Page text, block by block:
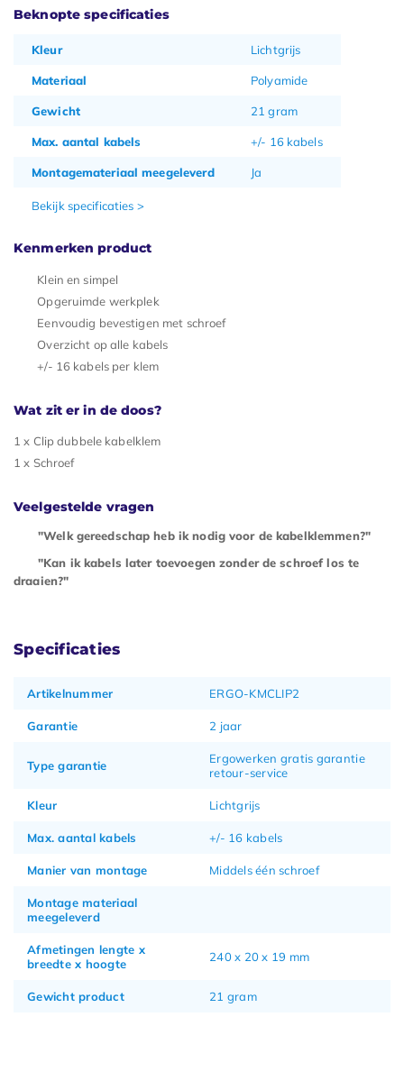
Beknopte specificaties
Kleur Lichtgrijs
Materiaal Polyamide
Gewicht 21 gram
Max. aantal kabels +/- 16 kabels
Montagemateriaal meegeleverd Ja
Bekijk specificaties >
Kenmerken product
Klein en simpel
Opgeruimde werkplek
Eenvoudig bevestigen met schroef
Overzicht op alle kabels
+/- 16 kabels per klem
Wat zit er in de doos?
1 x Clip dubbele kabelklem
1 x Schroef
Veelgestelde vragen
"Welk gereedschap heb ik nodig voor de kabelklemmen?"
"Kan ik kabels later toevoegen zonder de schroef los te
draaien?"
Specificaties
Artikelnummer ERGO-KMCLIP2
Garantie 2 jaar
Type garantie
Ergowerken gratis garantie
retour-service
Kleur Lichtgrijs
Max. aantal kabels +/- 16 kabels
Manier van montage Middels één schroef
Montage materiaal
meegeleverd
Afmetingen lengte x
breedte x hoogte
240 x 20 x 19 mm
Gewicht product 21 gram